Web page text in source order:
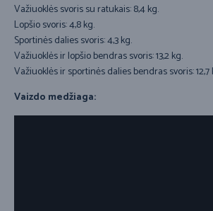
Važiuoklės svoris su ratukais: 8,4 kg.
Lopšio svoris: 4,8 kg.
Sportinės dalies svoris: 4,3 kg.
Važiuoklės ir lopšio bendras svoris: 13,2 kg.
Važiuoklės ir sportinės dalies bendras svoris: 12,7
Vaizdo medžiaga: